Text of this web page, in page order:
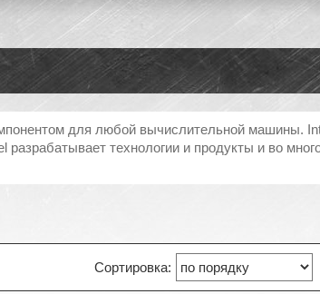
для любой вычислительной машины.
разрабатывает технологии и продукты и во